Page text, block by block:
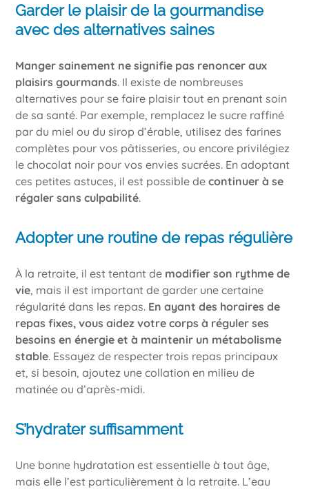
Garder le plaisir de la gourmandise
avec des alternatives saines
Manger sainement ne signifie pas renoncer aux
plaisirs gourmands. Il existe de nombreuses
alternatives pour se faire plaisir tout en prenant soin
de sa santé. Par exemple, remplacez le sucre raffiné
par du miel ou du sirop d’érable, utilisez des farines
complètes pour vos pâtisseries, ou encore privilégiez
le chocolat noir pour vos envies sucrées. En adoptant
ces petites astuces, il est possible decontinuer à se
régaler sans culpabilité.
Adopter une routine de repas régulière
À la retraite, il est tentant de modifier son rythme de
vie, mais il est important de garder une certaine
régularité dans les repas. En ayant des horaires de
repas fixes, vous aidez votre corps à réguler ses
besoins en énergie et à maintenir un métabolisme
stable. Essayez de respecter trois repas principaux
et, si besoin, ajoutez une collation en milieu de
matinée ou d’après-midi.
S’hydrater suffisamment
Une bonne hydratation est essentielle à tout âge,
mais elle l’est particulièrement à la retraite. L’eau